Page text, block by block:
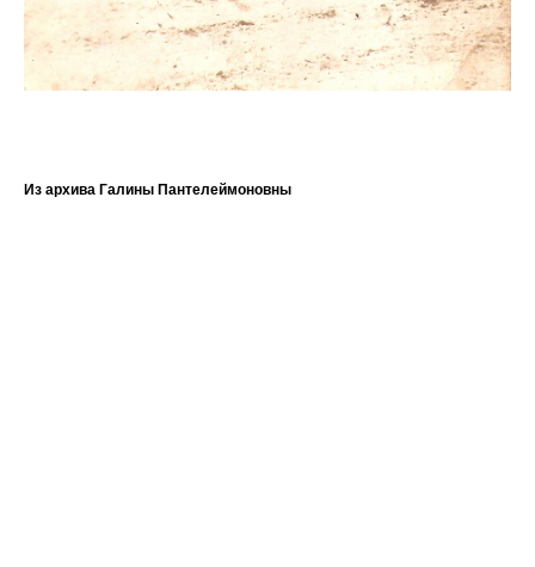
Из архива Галины Пантелеймоновны